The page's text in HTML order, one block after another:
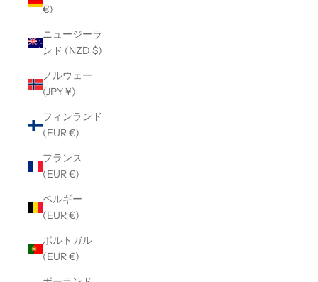
€)
ニュージーラ
ンド (NZD $)
ノルウェー
(JPY ¥)
フィンランド
(EUR €)
フランス
(EUR €)
ベルギー
(EUR €)
ポルトガル
(EUR €)